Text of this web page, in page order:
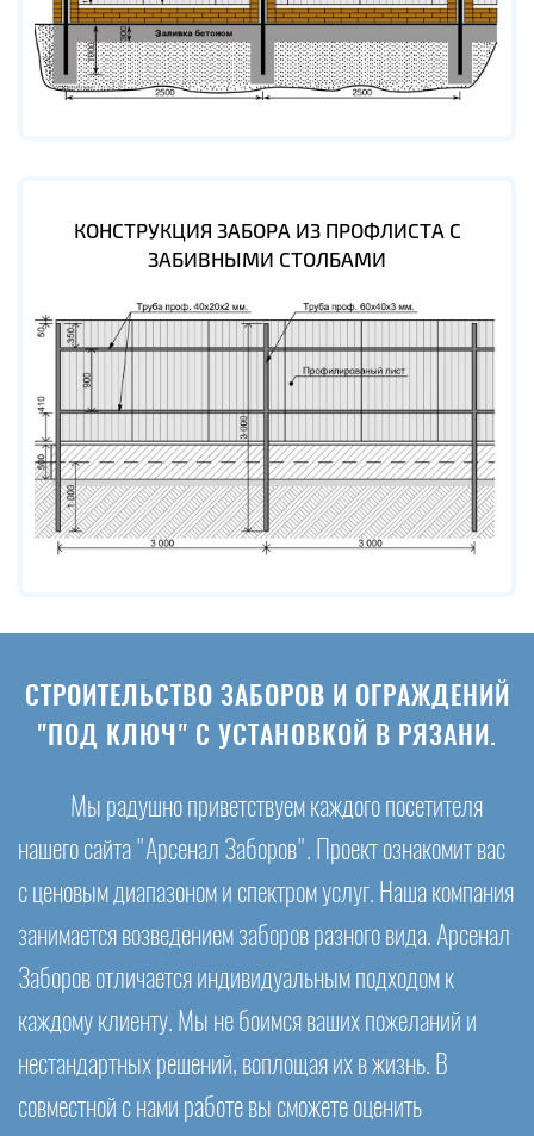
КОНСТРУКЦИЯ ЗАБОРА ИЗ ПРОФЛИСТА С
ЗАБИВНЫМИ СТОЛБАМИ
СТРОИТЕЛЬСТВО ЗАБОРОВ И ОГРАЖДЕНИЙ
"ПОД КЛЮЧ" С УСТАНОВКОЙ В РЯЗАНИ.
Мы радушно приветствуем каждого посетителя
нашего сайта "Арсенал Заборов". Проект ознакомит вас
с ценовым диапазоном и спектром услуг. Наша компания
занимается возведением заборов разного вида. Арсенал
Заборов отличается индивидуальным подходом к
каждому клиенту. Мы не боимся ваших пожеланий и
нестандартных решений, воплощая их в жизнь. В
совместной с нами работе вы сможете оценить